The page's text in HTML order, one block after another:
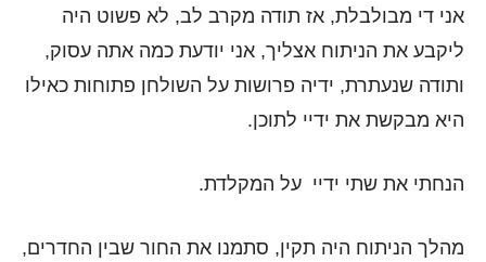
אני די מבולבלת, אז תודה מקרב לב, לא פשוט היה
ליקבע את הניתוח אצליך, אני יודעת כמה אתה עסוק,
ותודה שנעתרת, ידיה פרושות על השולחן פתוחות כאילו
היא מבקשת את ידיי לתוכן.
הנחתי את שתי ידיי על המקלדת.
מהלך הניתוח היה תקין, סתמנו את החור שבין החדרים,